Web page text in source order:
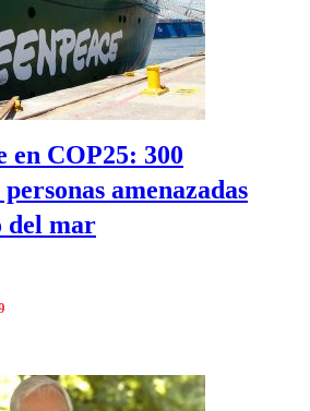
en COP25: 300
amenazadas
del mar